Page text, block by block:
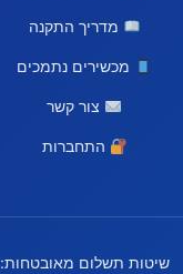
מדריך התקנה
מכשירים נתמכים
צור קשר
התחברות
שיטות תשלום מאובטחות: